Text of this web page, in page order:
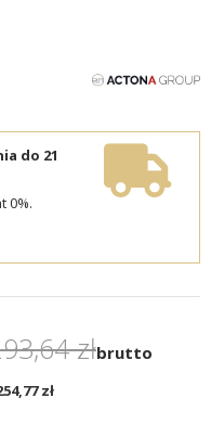
do 21
0%.
złbrutto
zł